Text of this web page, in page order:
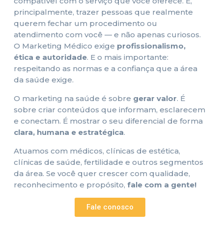
principalmente, trazer pessoas que realmente
querem fechar um procedimento ou
atendimento com você — e não apenas curiosos.
O Marketing Médico exige profissionalismo,
ética e autoridade. E o mais importante:
respeitando as normas e a confiança que a área
da saúde exige.
O marketing na saúde é sobre gerar valor. É
sobre criar conteúdos que informam, esclarecem
e conectam. É mostrar o seu diferencial de forma
clara, humana e estratégica.
Atuamos com médicos, clínicas de estética,
clínicas de saúde, fertilidade e outros segmentos
da área. Se você quer crescer com qualidade,
reconhecimento e propósito, fale com a gente!
Fale conosco